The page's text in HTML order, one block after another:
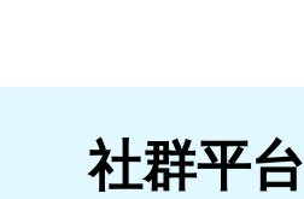
社群平台